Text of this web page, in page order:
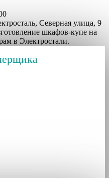
Северная улица, 9
шкафов-купе на
в Электростали.